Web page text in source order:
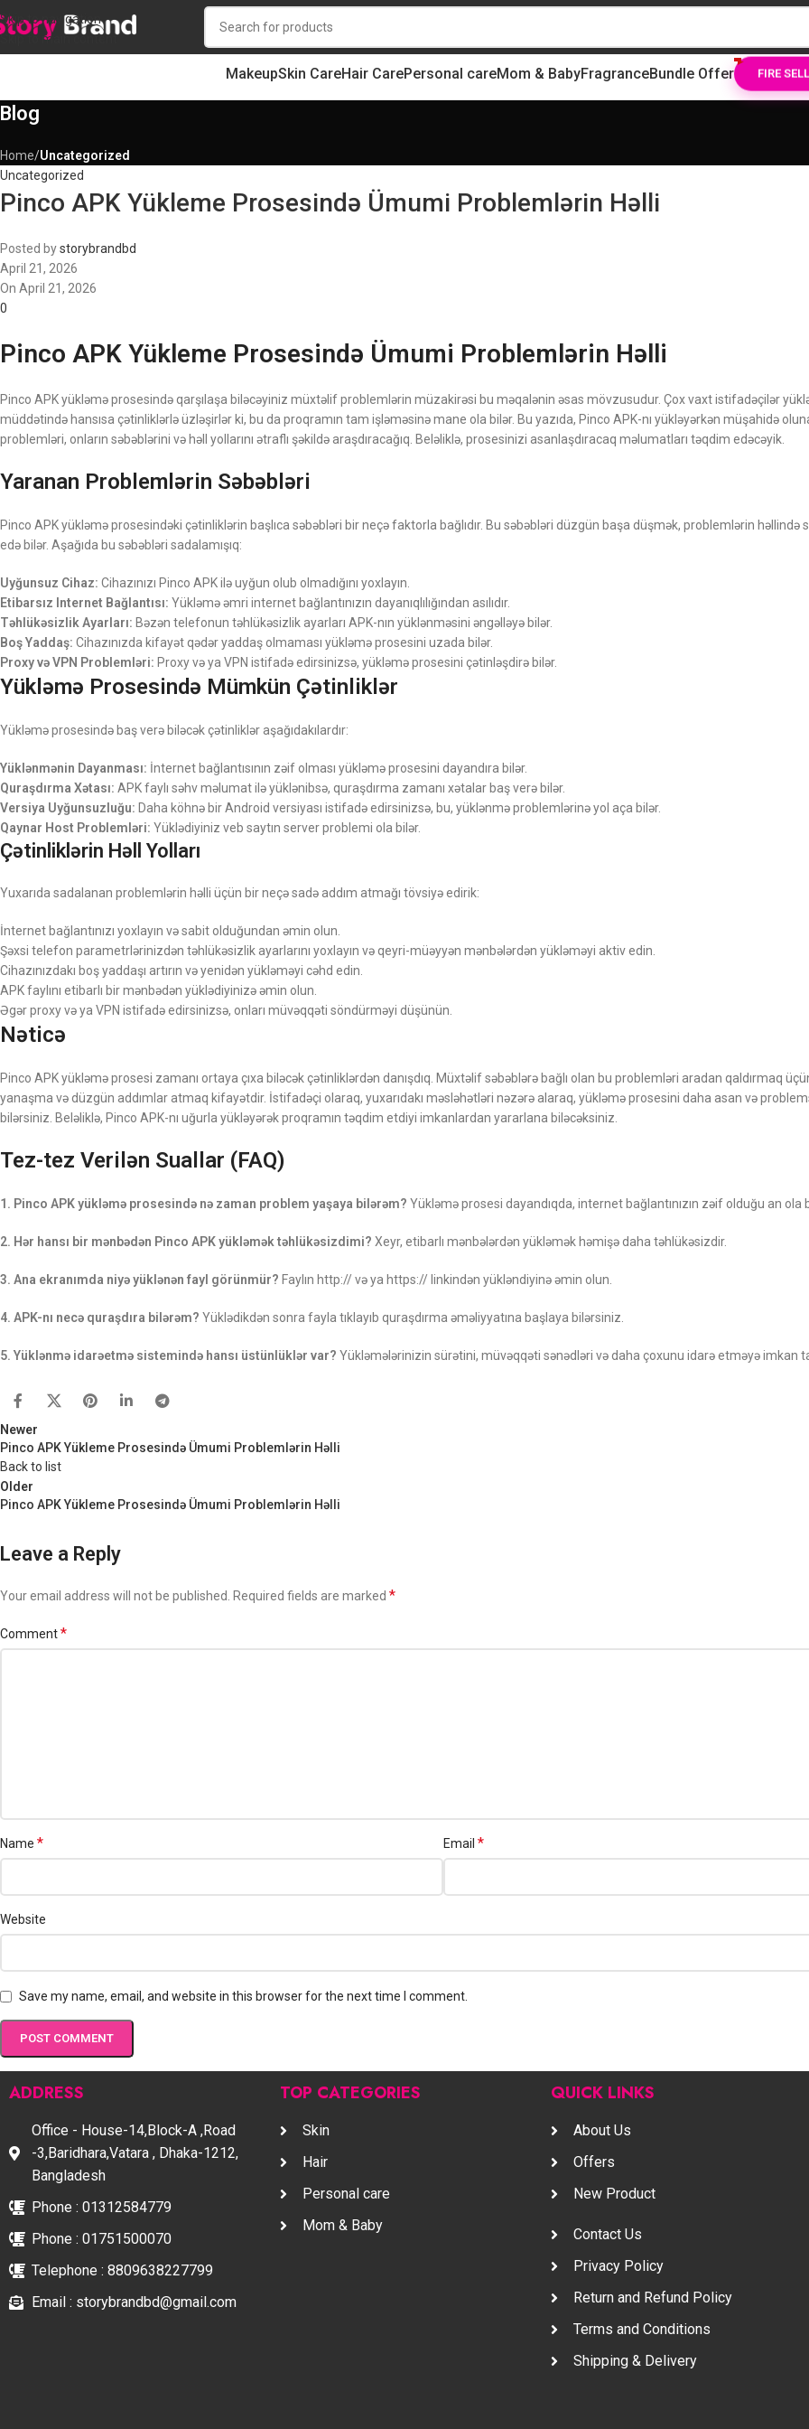
Skip to navigation
Skip to main content
MakeupSkin CareHair CarePersonal careMom & BabyFragranceBundle Offer FIRE SELL
Blog
Home/Uncategorized
Uncategorized
Pinco APK Yükleme Prosesində Ümumi Problemlərin Həlli
Posted bystorybrandbd
April 21, 2026
On April 21, 2026
0
Pinco APK Yükleme Prosesində Ümumi Problemlərin Həlli
Pinco APK yükləmə prosesində qarşılaşa biləcəyiniz müxtəlif problemlərin müzakirəsi bu məqalənin əsas mövzusudur. Çox vaxt istifadəçilər
müddətində hansısa çətinliklərlə üzləşirlər ki, bu da proqramın tam işləməsinə mane ola bilər. Bu yazıda, Pinco APK-nı yükləyərkən müşahidə
problemləri, onların səbəblərini və həll yollarını ətraflı şəkildə araşdıracağıq. Beləliklə, prosesinizi asanlaşdıracaq məlumatları təqdim edəcəyik.
Yaranan Problemlərin Səbəbləri
Pinco APK yükləmə prosesindəki çətinliklərin başlıca səbəbləri bir neçə faktorla bağlıdır. Bu səbəbləri düzgün başa düşmək, problemlərin həllində
edə bilər. Aşağıda bu səbəbləri sadalamışıq:
Uyğunsuz Cihaz: Cihazınızı Pinco APK ilə uyğun olub olmadığını yoxlayın.
Etibarsız Internet Bağlantısı: Yükləmə əmri internet bağlantınızın dayanıqlılığından asılıdır.
Təhlükəsizlik Ayarları: Bəzən telefonun təhlükəsizlik ayarları APK-nın yüklənməsini əngəlləyə bilər.
Boş Yaddaş: Cihazınızda kifayət qədər yaddaş olmaması yükləmə prosesini uzada bilər.
Proxy və VPN Problemləri: Proxy və ya VPN istifadə edirsinizsə, yükləmə prosesini çətinləşdirə bilər.
Yükləmə Prosesində Mümkün Çətinliklər
Yükləmə prosesində baş verə biləcək çətinliklər aşağıdakılardır:
Yüklənmənin Dayanması: İnternet bağlantısının zəif olması yükləmə prosesini dayandıra bilər.
Quraşdırma Xətası: APK faylı səhv məlumat ilə yüklənibsə, quraşdırma zamanı xətalar baş verə bilər.
Versiya Uyğunsuzluğu: Daha köhnə bir Android versiyası istifadə edirsinizsə, bu, yüklənmə problemlərinə yol aça bilər.
Qaynar Host Problemləri: Yüklədiyiniz veb saytın server problemi ola bilər.
Çətinliklərin Həll Yolları
Yuxarıda sadalanan problemlərin həlli üçün bir neçə sadə addım atmağı tövsiyə edirik:
İnternet bağlantınızı yoxlayın və sabit olduğundan əmin olun.
Şəxsi telefon parametrlərinizdən təhlükəsizlik ayarlarını yoxlayın və qeyri-müəyyən mənbələrdən yükləməyi aktiv edin.
Cihazınızdakı boş yaddaşı artırın və yenidən yükləməyi cəhd edin.
APK faylını etibarlı bir mənbədən yüklədiyinizə əmin olun.
Əgər proxy və ya VPN istifadə edirsinizsə, onları müvəqqəti söndürməyi düşünün.
Nəticə
Pinco APK yükləmə prosesi zamanı ortaya çıxa biləcək çətinliklərdən danışdıq. Müxtəlif səbəblərə bağlı olan bu problemləri aradan qaldırmaq
yanaşma və düzgün addımlar atmaq kifayətdir. İstifadəçi olaraq, yuxarıdakı məsləhətləri nəzərə alaraq, yükləmə prosesini daha asan və
bilərsiniz. Beləliklə, Pinco APK-nı uğurla yükləyərək proqramın təqdim etdiyi imkanlardan yararlana biləcəksiniz.
Tez-tez Verilən Suallar (FAQ)
1. Pinco APK yükləmə prosesində nə zaman problem yaşaya bilərəm? Yükləmə prosesi dayandıqda, internet bağlantınızın zəif olduğu an ola
2. Hər hansı bir mənbədən Pinco APK yükləmək təhlükəsizdimi? Xeyr, etibarlı mənbələrdən yükləmək həmişə daha təhlükəsizdir.
3. Ana ekranımda niyə yüklənən fayl görünmür? Faylın http:// və ya https:// linkindən yükləndiyinə əmin olun.
4. APK-nı necə quraşdıra bilərəm? Yüklədikdən sonra fayla tıklayıb quraşdırma əməliyyatına başlaya bilərsiniz.
5. Yüklənmə idarəetmə sistemində hansı üstünlüklər var? Yükləmələrinizin sürətini, müvəqqəti sənədləri və daha çoxunu idarə etməyə imkan
Newer
Pinco APK Yükleme Prosesində Ümumi Problemlərin Həlli
Back to list
Older
Pinco APK Yükleme Prosesində Ümumi Problemlərin Həlli
Leave a Reply
Your email address will not be published. Required fields are marked *
Comment*
Name * Email*
Website
Save my name, email, and website in this browser for the next time I comment.
ADDRESS
Office - House-14,Block-A ,Road
-3,Baridhara,Vatara , Dhaka-1212,
Bangladesh
Phone : 01312584779
Phone : 01751500070
Telephone : 8809638227799
Email : storybrandbd@gmail.com
TOP CATEGORIES
Skin
Hair
Personal care
Mom & Baby
QUICK LINKS
About Us
Offers
New Product
Contact Us
Privacy Policy
Return and Refund Policy
Terms and Conditions
Shipping & Delivery